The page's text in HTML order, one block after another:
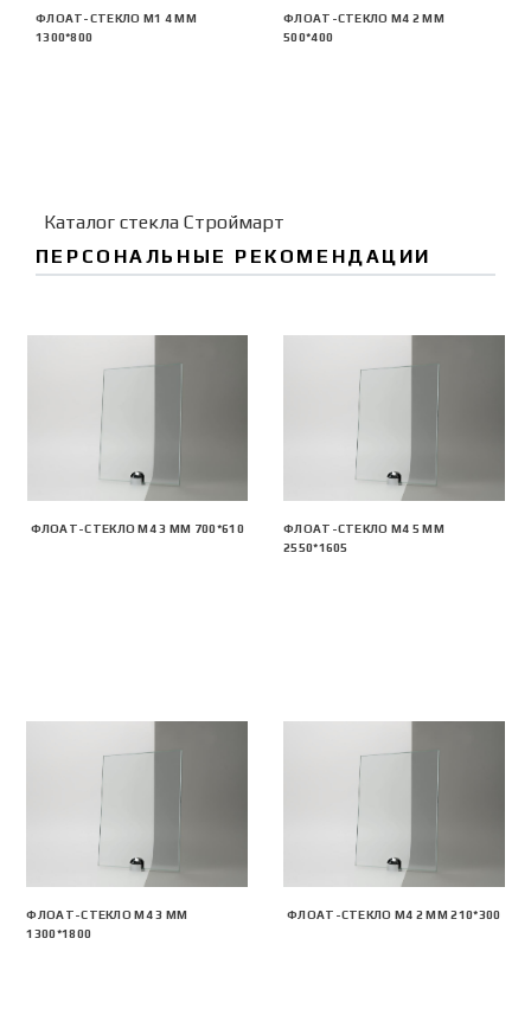
ФЛОАТ-СТЕКЛО М1 4 ММ
1300*800
ФЛОАТ-СТЕКЛО М4 2 ММ
500*400
Каталог стекла Строймарт
ПЕРСОНАЛЬНЫЕ РЕКОМЕНДАЦИИ
ФЛОАТ-СТЕКЛО М4 3 ММ 700*610
ФЛОАТ-СТЕКЛО М4 5 ММ
2550*1605
ФЛОАТ-СТЕКЛО М4 3 ММ
1300*1800
ФЛОАТ-СТЕКЛО М4 2 ММ 210*300